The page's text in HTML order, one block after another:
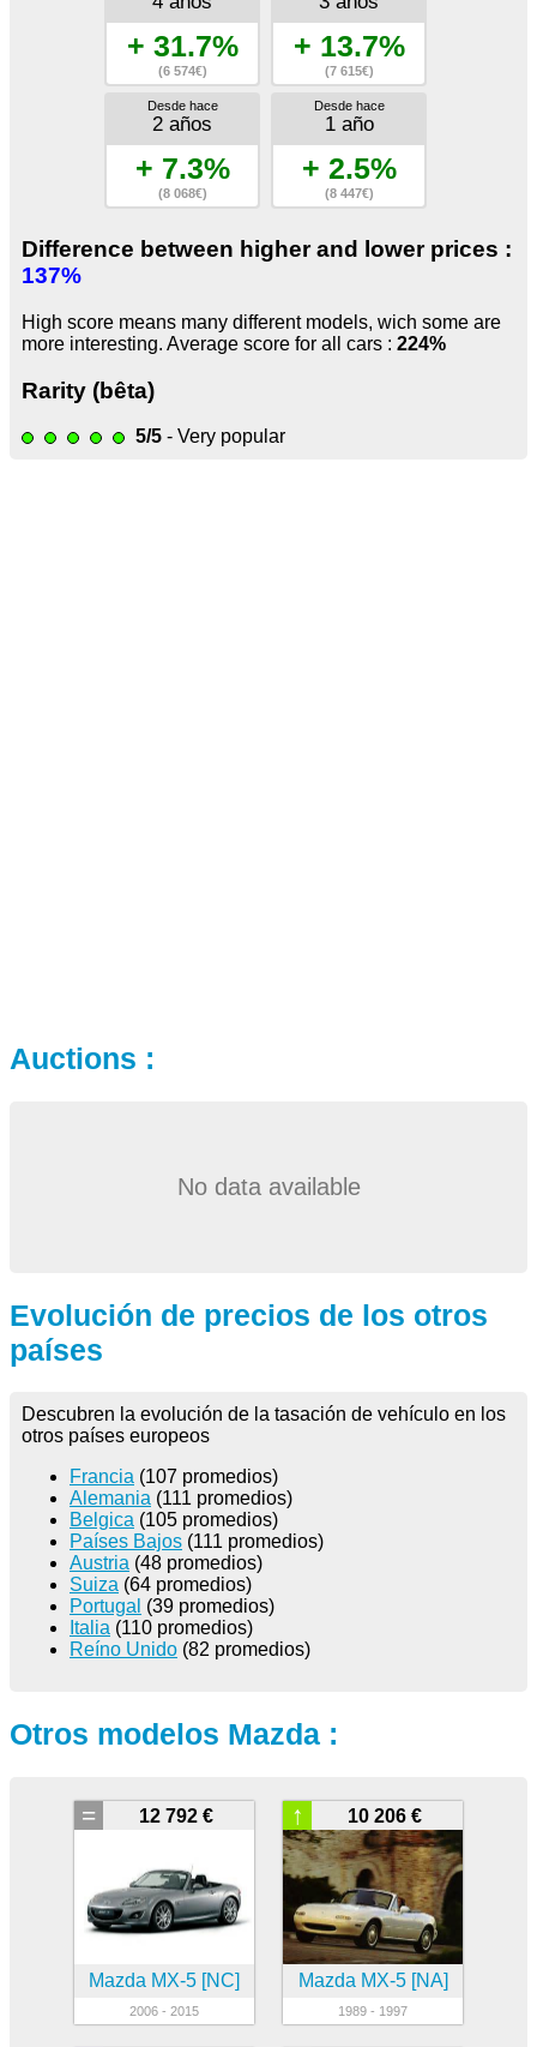
+ 31.7%
(6 574€)
+ 13.7%
(7 615€)
Desde hace
2 años
+ 7.3%
(8 068€)
Desde hace
1 año
+ 2.5%
(8 447€)
Difference between higher and lower prices :
137%
High score means many different models, wich some are
more interesting. Average score for all cars : 224%
Rarity (bêta)
5/5 - Very popular
Auctions :
No data available
Evolución de precios de los otros
países
Descubren la evolución de la tasación de vehículo en los
otros países europeos
Francia (107 promedios)
Alemania (111 promedios)
Belgica (105 promedios)
Países Bajos (111 promedios)
Austria (48 promedios)
Suiza (64 promedios)
Portugal (39 promedios)
Italia (110 promedios)
Reíno Unido (82 promedios)
Otros modelos Mazda :
12 792 €
=
Mazda MX-5 [NC]
2006 - 2015
10 206 €
↑
Mazda MX-5 [NA]
1989 - 1997